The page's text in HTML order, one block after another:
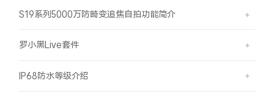
S19系列5000万防畸变追焦自拍功能简介
罗小黑Live套件
IP68防水等级介绍